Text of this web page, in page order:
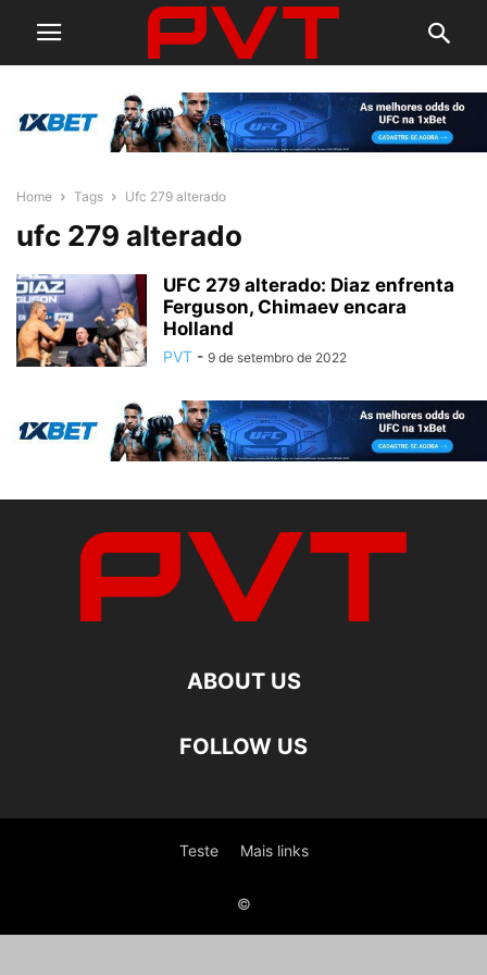
Home Tags Ufc 279 alterado
ufc 279 alterado
UFC 279 alterado: Diaz enfrenta
Ferguson, Chimaev encara
Holland
PVT - 9 de setembro de 2022
ABOUT US
FOLLOW US
Teste Mais links
©